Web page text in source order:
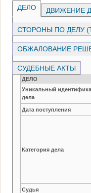
ДЕЛО ДВИЖЕНИЕ
СТОРОНЫ ПО ДЕЛУ
ОБЖАЛОВАНИЕ
СУДЕБНЫЕ АКТЫ
ДЕЛО
Уникальный
дела
Дата поступления
Категория дела
Судья